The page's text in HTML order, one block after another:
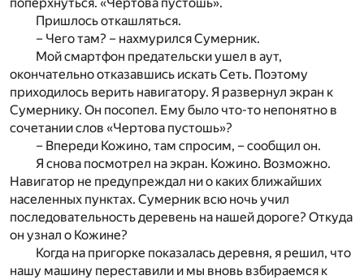
Пришлось откашляться.
– Чего там? – нахмурился Сумерник.
Мой смартфон предательски ушел в аут,
окончательно отказавшись искать Сеть. Поэтому
приходилось верить навигатору. Я развернул экран к
Сумернику. Он посопел. Ему было что-то непонятно в
сочетании слов «Чертова пустошь»?
– Впереди Кожино, там спросим, – сообщил он.
Я снова посмотрел на экран. Кожино. Возможно.
Навигатор не предупреждал ни о каких ближайших
населенных пунктах. Сумерник всю ночь учил
последовательность деревень на нашей дороге? Откуда
он узнал о Кожине?
Когда на пригорке показалась деревня, я решил, что
нашу машину переставили и мы вновь взбираемся к